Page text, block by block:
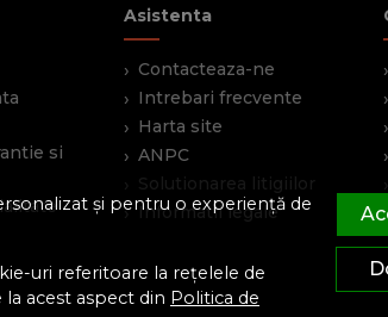
și pentru o experiență de
uri referitoare la rețelele de
acest aspect din Politica de
si
Asistenta
Contacteaza-ne
Intrebari frecvente
Harta site
ANPC
Solutionarea litigiilor
Informatii legale